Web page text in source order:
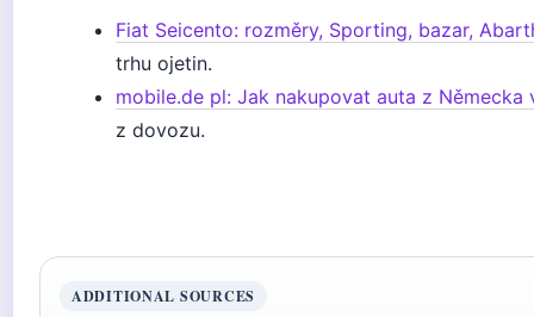
Fiat Seicento: rozměry, Sporting, bazar,
trhu ojetin.
mobile.de pl: Jak nakupovat auta z Německa
z dovozu.
ADDITIONAL SOURCES